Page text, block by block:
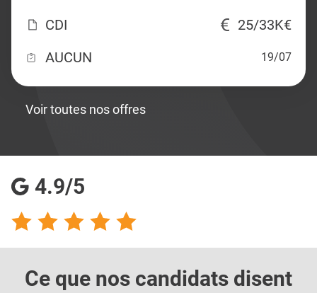
CDI
25/33K€
AUCUN
19/07
Voir toutes nos offres
4.9/5
Ce que nos candidats disent